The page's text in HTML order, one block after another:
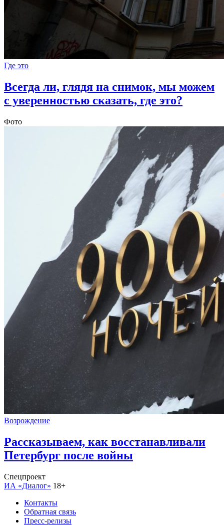
Где это
Всегда ли, глядя на снимок, мы можем
с уверенностью сказать, где это?
Фото
Возрождение
Рассказываем, как восстанавливали
Петербург после войны
Спецпроект
ИА «Диалог» 18+
Контакты
Обратная связь
Пресс-релизы